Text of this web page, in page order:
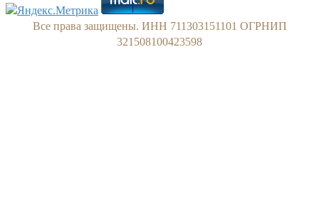
Все права защищены. ИНН 711303151101 ОГРНИП
321508100423598